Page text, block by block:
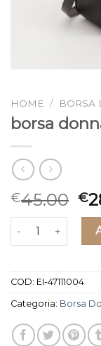
HOME / BORSA
borsa
€45.00 €
borsa donna
COD: EI-47111004
Categoria: Borsa